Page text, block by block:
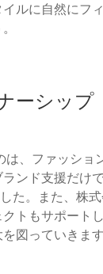
ルに自然にフ
ーシップ
、ファッショ
ンド支援だけ
た。また、株
トもサポート
図っていきます